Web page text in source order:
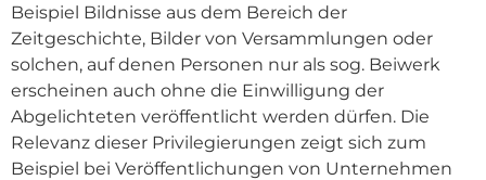
Beispiel Bildnisse aus dem Bereich der
Zeitgeschichte, Bilder von Versammlungen oder
solchen, auf denen Personen nur als sog. Beiwerk
erscheinen auch ohne die Einwilligung der
Abgelichteten veröffentlicht werden dürfen. Die
Relevanz dieser Privilegierungen zeigt sich zum
Beispiel bei Veröffentlichungen von Unternehmen